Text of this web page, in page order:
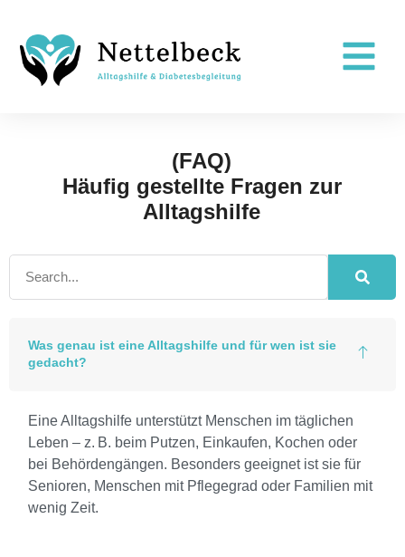
(FAQ)
Häufig gestellte Fragen zur
Alltagshilfe
Was genau ist eine Alltagshilfe und für wen ist sie
gedacht?
Eine Alltagshilfe unterstützt Menschen im täglichen
Leben – z. B. beim Putzen, Einkaufen, Kochen oder
bei Behördengängen. Besonders geeignet ist sie für
Senioren, Menschen mit Pflegegrad oder Familien mit
wenig Zeit.